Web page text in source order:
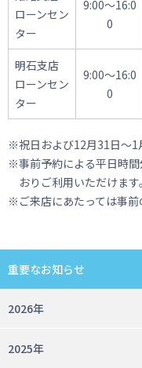
ローンセン
ター
9:00～16:0
0
明石支店
ローンセン
ター
9:00～16:0
0
※祝日および12月31日〜1
※事前予約による平日時
おりご利用いただけます。
※ご来店にあたっては事前
重要なお知らせ
2026年
2025年